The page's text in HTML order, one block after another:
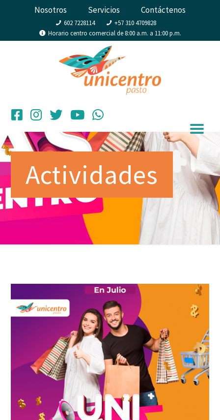
Nosotros Servicios Contáctenos
602 7228114
+57 310 4709828
Horario centro comercial de 8:00 a.m. a 11:00 p.m.